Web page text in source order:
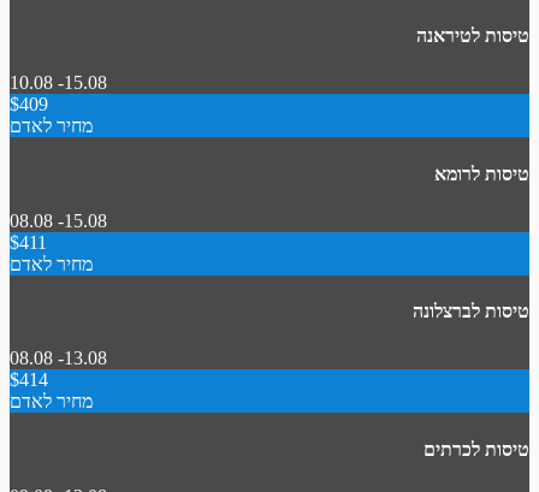
טיסות לטיראנה
10.08 -15.08
$409
מחיר לאדם
טיסות לרומא
08.08 -15.08
$411
מחיר לאדם
טיסות לברצלונה
08.08 -13.08
$414
מחיר לאדם
טיסות לכרתים